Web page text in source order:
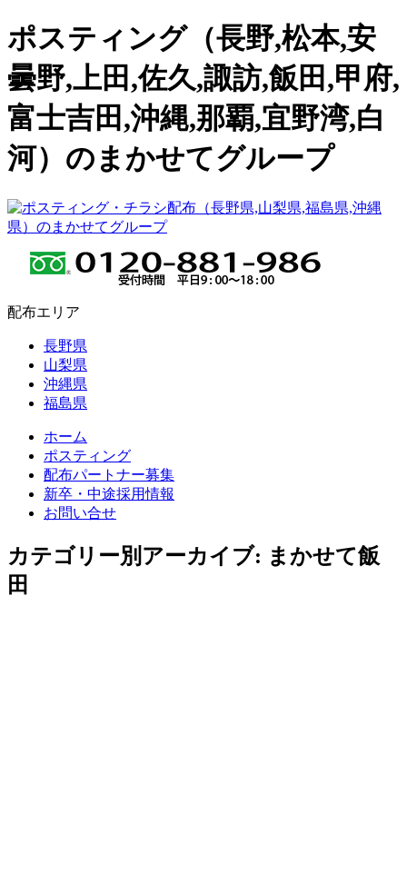
ポスティング（長野,松本,安
曇野,上田,佐久,諏訪,飯田,甲府,
富士吉田,沖縄,那覇,宜野湾,白
河）のまかせてグループ
配布エリア
長野県
山梨県
沖縄県
福島県
ホーム
ポスティング
配布パートナー募集
新卒・中途採用情報
お問い合せ
カテゴリー別アーカイブ: まかせて飯
田